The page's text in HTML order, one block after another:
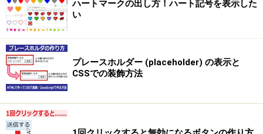
ハートマークの出し方！ハート記号を表示した
い
プレースホルダー (placeholder) の表示と
CSSでの装飾方法